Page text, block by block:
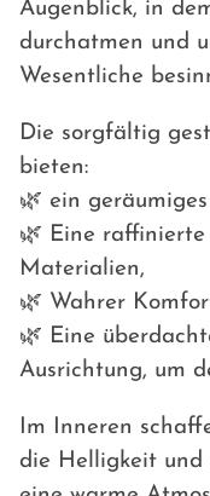
Augenblick, in
durchatmen und
Wesentliche
Die sorgfältig
bieten:
🌿 ein
🌿 Eine
Materialien,
🌿 Wahrer
🌿 Eine
Ausrichtung, um
Im Inneren
die Helligkeit und